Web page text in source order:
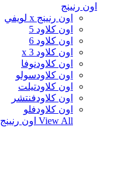
اون رنينج
اون رنينج x لويفي
اون كلاود 5
اون كلاود 6
اون كلاود x 3
اون كلاودنوفا
اون كلاودسولو
اون كلاودتيلت
اون كلاودفنتشر
اون كلاودفلو
View All اون رنينج